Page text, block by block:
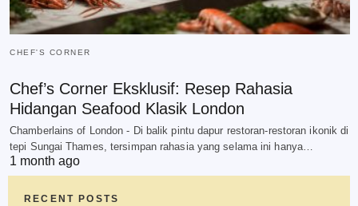
CHEF'S CORNER
Chef’s Corner Eksklusif: Resep Rahasia
Hidangan Seafood Klasik London
Chamberlains of London - Di balik pintu dapur restoran-restoran ikonik di
tepi Sungai Thames, tersimpan rahasia yang selama ini hanya…
1 month ago
RECENT POSTS